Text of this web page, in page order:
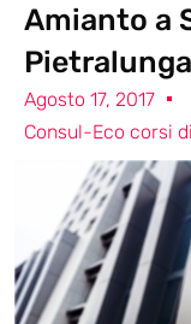
Amianto a
Pietralunga
Agosto 17, 2017
Consul-Eco corsi